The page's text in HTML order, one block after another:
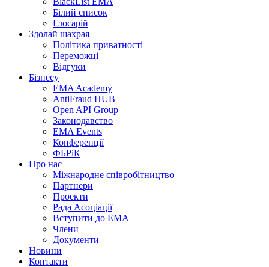
Білий список
Глосарій
Здолай шахрая
Політика приватності
Переможцi
Відгуки
Бізнесу
EMA Academy
AntiFraud HUB
Open API Group
Законодавство
EMA Events
Конференції
ФБРіК
Про нас
Міжнародне співробітництво
Партнери
Проекти
Рада Асоціації
Вступити до ЕМА
Члени
Документи
Новини
Контакти